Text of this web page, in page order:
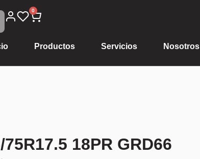
0
Productos Servicios Nosotros
75R17.5 18PR GRD66